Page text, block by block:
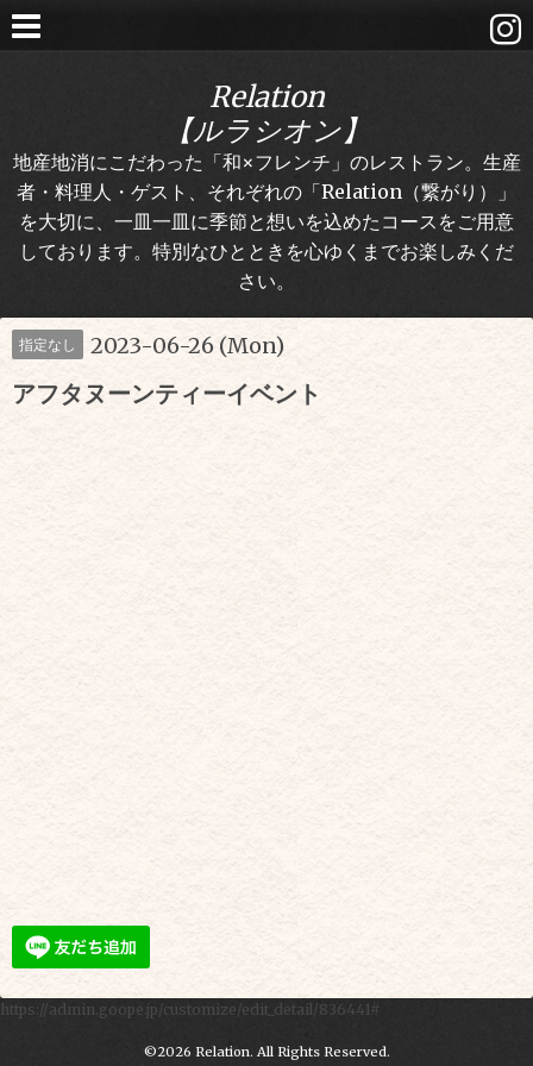
Relation
【ルラシオン】
地産地消にこだわった「和×フレンチ」のレストラン。生産
者・料理人・ゲスト、それぞれの「Relation（繋がり）」
を大切に、一皿一皿に季節と想いを込めたコースをご用意
しております。特別なひとときを心ゆくまでお楽しみくだ
さい。
指定なし 2023-06-26 (Mon)
アフタヌーンティーイベント
https://admin.goope.jp/customize/edit_detail/836441#
©2026 Relation. All Rights Reserved.